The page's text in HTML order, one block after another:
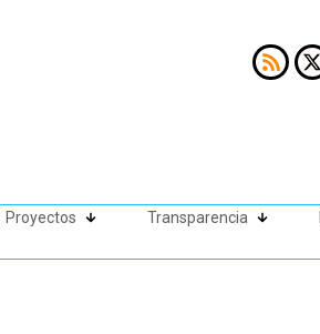
Proyectos Transparencia